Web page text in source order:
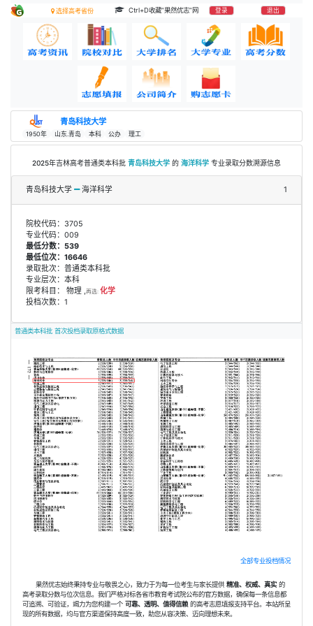
选择高考省份 Ctrl+D收藏“果然优志”网 登录 退出
青岛科技大学
1950年 山东.青岛 本科 公办 理工
2025年吉林高考普通类本科批 青岛科技大学 的 海洋科学 专业录取分数溯源信息
青岛科技大学 海洋科学 1
院校代码：3705
专业代码：009
最低分数：539
最低位次：16646
录取批次：普通类本科批
专业层次：本科
限考科目： 物理 ,再选: 化学
投档次数：1
普通类本科批 首次投档录取原格式数据
全部专业投档情况
果然优志始终秉持专业与敬畏之心，致力于为每一位考生与家长提供 精准、权威、真实的
高考录取分数与位次信息。我们严格对标各省市教育考试院公布的官方数据，确保每一条信息都
可追溯、可验证，竭力为您构建一个 可靠、透明、值得信赖 的高考志愿填报支持平台。本站所呈
现的所有数据，均与官方渠道保持高度一致，助您从容决策、迈向理想未来。